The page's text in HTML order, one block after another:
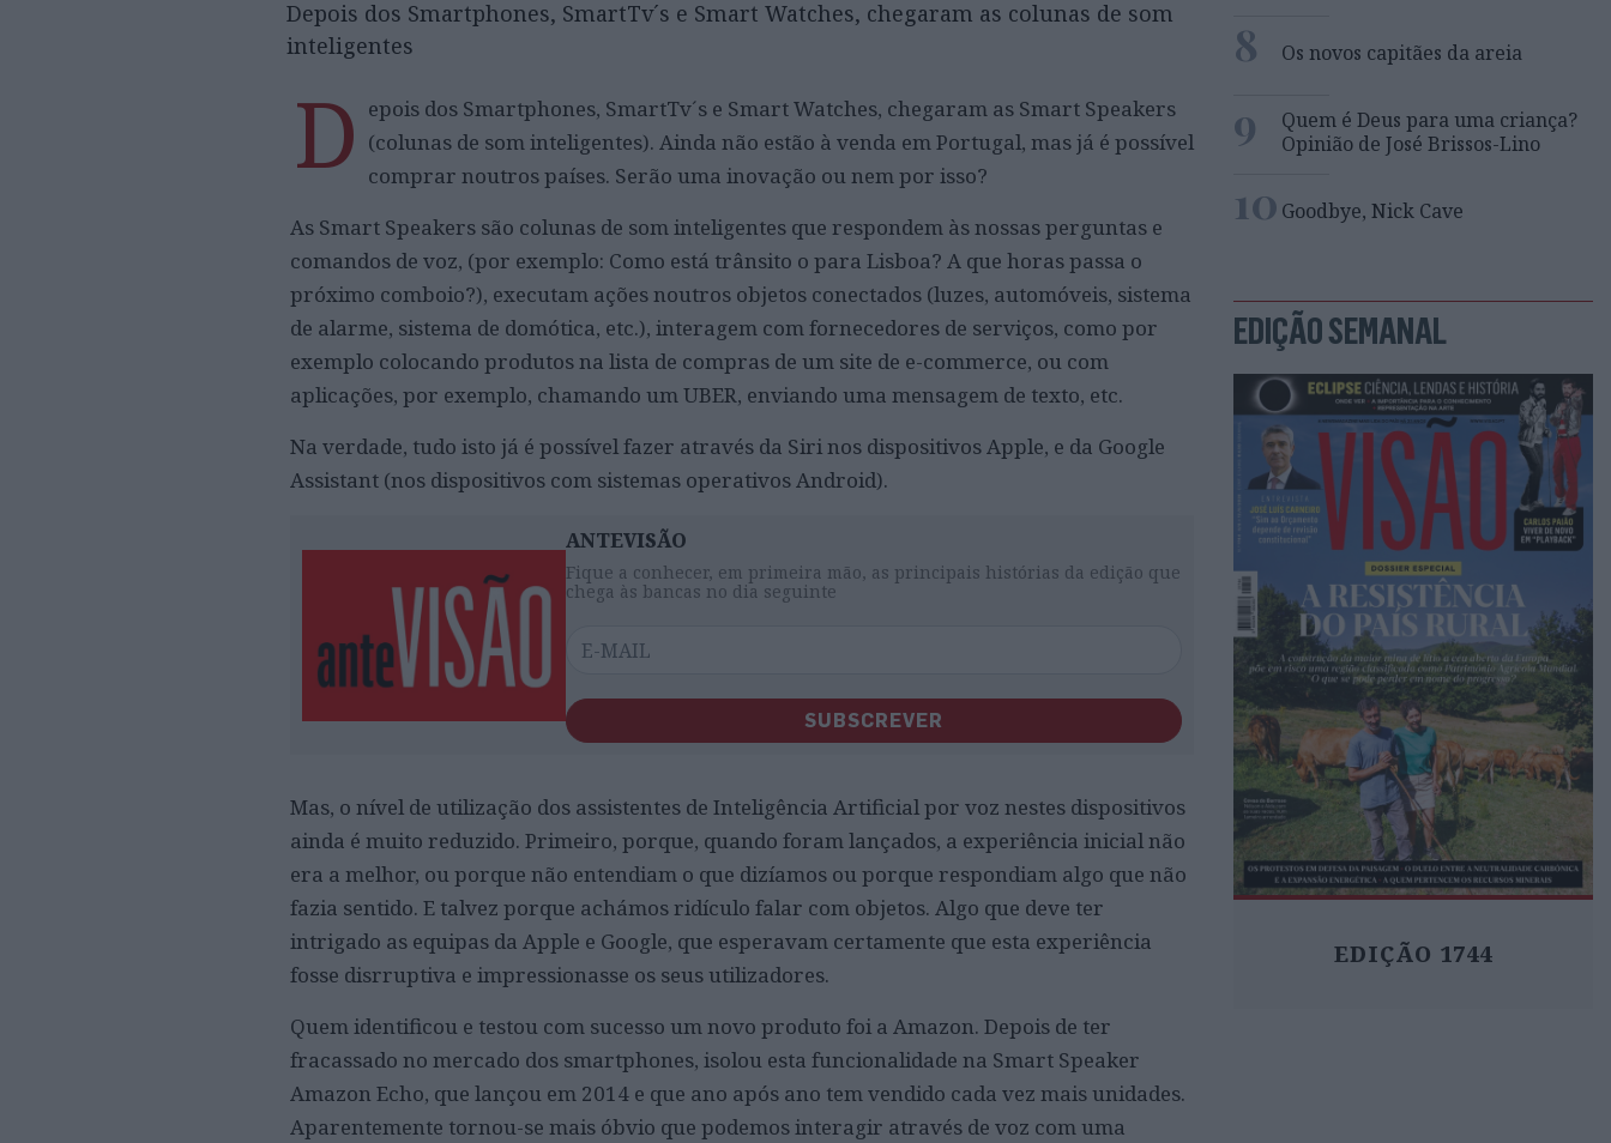
Depois dos Smartphones, SmartTv´s e Smart Watches, chegaram as colunas de som
inteligentes
D epois dos Smartphones, SmartTv´s e Smart Watches, chegaram as Smart Speakers
(colunas de som inteligentes). Ainda não estão à venda em Portugal, mas já é possível
comprar noutros países. Serão uma inovação ou nem por isso?
As Smart Speakers são colunas de som inteligentes que respondem às nossas perguntas e
comandos de voz, (por exemplo: Como está trânsito o para Lisboa? A que horas passa o
próximo comboio?), executam ações noutros objetos conectados (luzes, automóveis, sistema
de alarme, sistema de domótica, etc.), interagem com fornecedores de serviços, como por
exemplo colocando produtos na lista de compras de um site de e-commerce, ou com
aplicações, por exemplo, chamando um UBER, enviando uma mensagem de texto, etc.
Na verdade, tudo isto já é possível fazer através da Siri nos dispositivos Apple, e da Google
Assistant (nos dispositivos com sistemas operativos Android).
ANTEVISÃO
Fique a conhecer, em primeira mão, as principais histórias da edição que
chega às bancas no dia seguinte
SUBSCREVER
Mas, o nível de utilização dos assistentes de Inteligência Artificial por voz nestes dispositivos
ainda é muito reduzido. Primeiro, porque, quando foram lançados, a experiência inicial não
era a melhor, ou porque não entendiam o que dizíamos ou porque respondiam algo que não
fazia sentido. E talvez porque achámos ridículo falar com objetos. Algo que deve ter
intrigado as equipas da Apple e Google, que esperavam certamente que esta experiência
fosse disrruptiva e impressionasse os seus utilizadores.
Quem identificou e testou com sucesso um novo produto foi a Amazon. Depois de ter
fracassado no mercado dos smartphones, isolou esta funcionalidade na Smart Speaker
Amazon Echo, que lançou em 2014 e que ano após ano tem vendido cada vez mais unidades.
Aparentemente tornou-se mais óbvio que podemos interagir através de voz com uma
8 Os novos capitães da areia
9
Quem é Deus para uma criança?
Opinião de José Brissos-Lino
10 Goodbye, Nick Cave
EDIÇÃO SEMANAL
EDIÇÃO 1744